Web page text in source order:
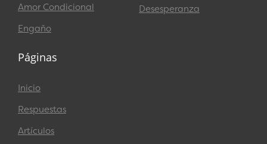
Amor Condicional
Engaño
Desesperanza
Páginas
Inicio
Respuestas
Artículos